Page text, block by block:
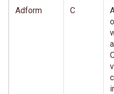
Adform C